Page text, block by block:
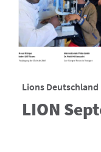
Lions Deutschland
LION